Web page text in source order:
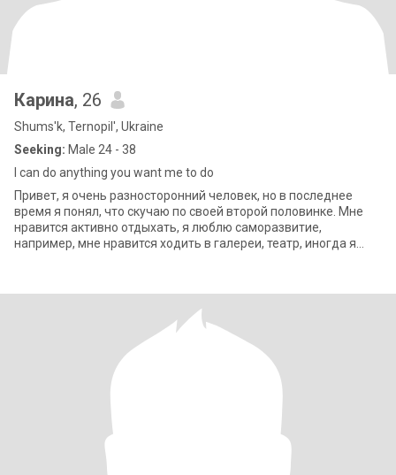
Карина, 26
Shums'k, Ternopil', Ukraine
Seeking: Male 24 - 38
I can do anything you want me to do
Привет, я очень разносторонний человек, но в последнее
время я понял, что скучаю по своей второй половинке. Мне
нравится активно отдыхать, я люблю саморазвитие,
например, мне нравится ходить в галереи, театр, иногда я